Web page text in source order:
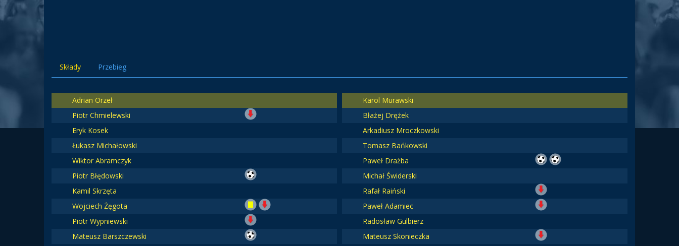
Składy Przebieg
Adrian Orzeł
Piotr Chmielewski
Eryk Kosek
Łukasz Michałowski
Wiktor Abramczyk
Piotr Błędowski
Kamil Skrzęta
Wojciech Żęgota
Piotr Wypniewski
Mateusz Barszczewski
Karol Murawski
Błażej Drężek
Arkadiusz Mroczkowski
Tomasz Bańkowski
Paweł Drażba
Michał Świderski
Rafał Raiński
Paweł Adamiec
Radosław Gulbierz
Mateusz Skonieczka